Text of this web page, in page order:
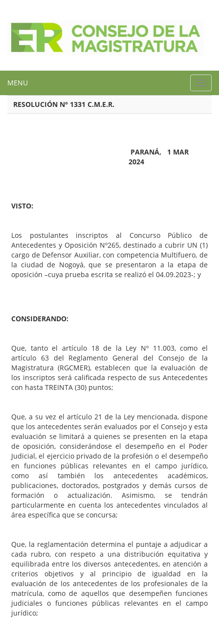
MENU
RESOLUCIÓN N° 1331 C.M.E.R.
PARANÁ, 1 MAR
2024
VISTO:
Los postulantes inscriptos al Concurso Público de
Antecedentes y Oposición Nº265, destinado a cubrir UN (1)
cargo de Defensor Auxiliar, con competencia Multifuero, de
la ciudad de Nogoyá, que se presentaron a la etapa de
oposición –cuya prueba escrita se realizó el 04.09.2023-; y
CONSIDERANDO:
Que, tanto el artículo 18 de la Ley Nº 11.003, como el
artículo 63 del Reglamento General del Consejo de la
Magistratura (RGCMER), establecen que la evaluación de
los inscriptos será calificada respecto de sus Antecedentes
con hasta TREINTA (30) puntos;
Que, a su vez el artículo 21 de la Ley mencionada, dispone
que los antecedentes serán evaluados por el Consejo y esta
evaluación se limitará a quienes se presenten en la etapa
de oposición, considerándose el desempeño en el Poder
Judicial, el ejercicio privado de la profesión o el desempeño
en funciones públicas relevantes en el campo jurídico,
como así también los antecedentes académicos,
publicaciones, doctorados, postgrados y demás cursos de
formación o actualización. Asimismo, se tendrán
particularmente en cuenta los antecedentes vinculados al
área específica que se concursa;
Que, la reglamentación determina el puntaje a adjudicar a
cada rubro, con respeto a una distribución equitativa y
equilibrada entre los diversos antecedentes, en atención a
criterios objetivos y al principio de igualdad en la
evaluación de los antecedentes de los profesionales de la
matrícula, como de aquellos que desempeñen funciones
judiciales o funciones públicas relevantes en el campo
jurídico;